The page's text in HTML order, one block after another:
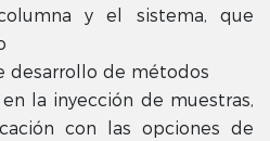
y el sistema, que
desarrollo de métodos
la inyección de muestras,
con las opciones de